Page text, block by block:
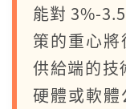
能對 3%-
策的重心
供給端的技
硬體或軟